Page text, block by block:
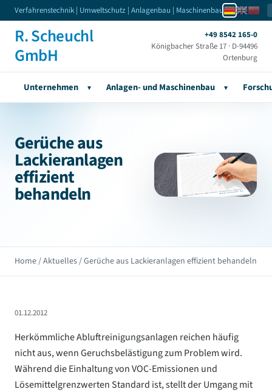
Verfahrenstechnik | Umweltschutz | Anlagenbau | Maschinenbau
R. Scheuchl
GmbH
+49 8542 165-0
Königbacher Straße 17 · D-94496
Ortenburg
Unternehmen ▾ Anlagen- und Maschinenbau ▾
Gerüche aus
Lackieranlagen
effizient
behandeln
Home/Aktuelles/ Gerüche aus Lackieranlagen effizient behandeln
01.12.2012
Herkömmliche Abluftreinigungsanlagen reichen häufig
nicht aus, wenn Geruchsbelästigung zum Problem wird.
Während die Einhaltung von VOC-Emissionen und
Lösemittelgrenzwerten Standard ist, stellt der Umgang mit